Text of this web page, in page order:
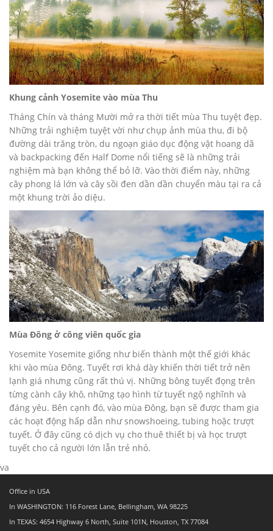
Khung cảnh Yosemite vào mùa Thu
Tháng Chín và tháng Mười mở ra thời tiết mùa Thu tuyệt đẹp.
Những trải nghiệm tuyệt vời như chụp ảnh mùa thu, đi bộ
đường dài trăng tròn, du ngoạn giáo dục động vật hoang dã
và backpacking đến Half Dome nổi tiếng sẽ là những trải
nghiệm mà bạn không thể bỏ lỡ. Vào thời điểm này, những
cây phong lá lớn và cây sồi đen dần dần chuyển màu tại ra cả
một khung trời ảo diệu.
Mùa Đông ở công viên quốc gia
Yosemite Yosemite giống như biến thành một thế giới khác
khi vào mùa Đông. Tuyết rơi khá dày khiến thời tiết trở nên
lạnh giá nhưng cũng rất thú vị. Những bông tuyết đọng trên
từng cành cây khô, những tạo hình từ tuyết ngộ nghĩnh và
đáng yêu. Bên cạnh đó, vào mùa Đông, bạn sẽ được tham gia
các hoạt động hấp dẫn như snowshoeing, tubing hoặc trượt
tuyết. Ở đây cũng có dịch vụ cho thuê thiết bị và học trượt
tuyết cho cả người lớn lẫn trẻ nhỏ.
va
Office in USA
In WASHINGTON: 116 Forest Lane, Bellingham, WA 98225
In TEXAS: 4654 Highway 6 North, Suite 101N, Houston, TX 77084